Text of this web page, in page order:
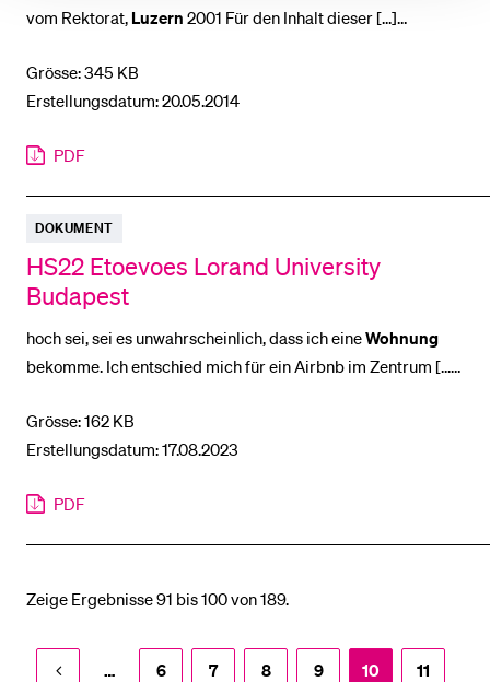
vom Rektorat, Luzern 2001 Für den Inhalt dieser [...]
Systematische Rechtssammlung
Systematische [...] Die Universität
die
Grösse: 345 KB
Erstellungsdatum: 20.05.2014
PDF
DOKUMENT
HS22 Etoevoes Lorand University
Budapest
hoch sei, sei es unwahrscheinlich, dass ich eineWohnung
bekomme. Ich entschied mich für ein Airbnb im Zentrum [...]
Gebäude der Unilu ist moderner, aber das H
Grösse: 162 KB
Erstellungsdatum: 17.08.2023
PDF
Zeige Ergebnisse 91 bis 100 von 189.
… 6 7 8 9 10 11